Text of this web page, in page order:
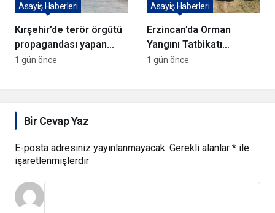
Kırşehir’de terör örgütü
propagandası yapan
şüpheli yakalandı
Asayiş Haberleri
1 gün önce
Erzincan’da Orman
Yangını Tatbikatı
Gerçekleştirildi
Asayiş Haberleri
1 gün önce
Bir Cevap Yaz
E-posta adresiniz yayınlanmayacak. Gerekli alanlar * ile
işaretlenmişlerdir